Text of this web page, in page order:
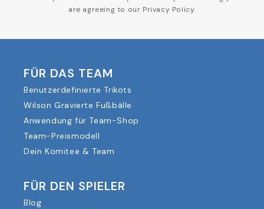
are agreeing to our Privacy Policy.
FÜR DAS TEAM
Benutzerdefinierte Trikots
Wilson Gravierte Fußbälle
Anwendung für Team-Shop
Team-Preismodell
Dein Komitee & Team
FÜR DEN SPIELER
Blog